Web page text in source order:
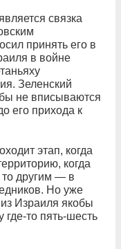
связка
принять его в
в войне
Зеленский
не вписываются
его прихода к
этап, когда
когда
то другим — в
Но уже
Израиля якобы
где-то пять-шесть